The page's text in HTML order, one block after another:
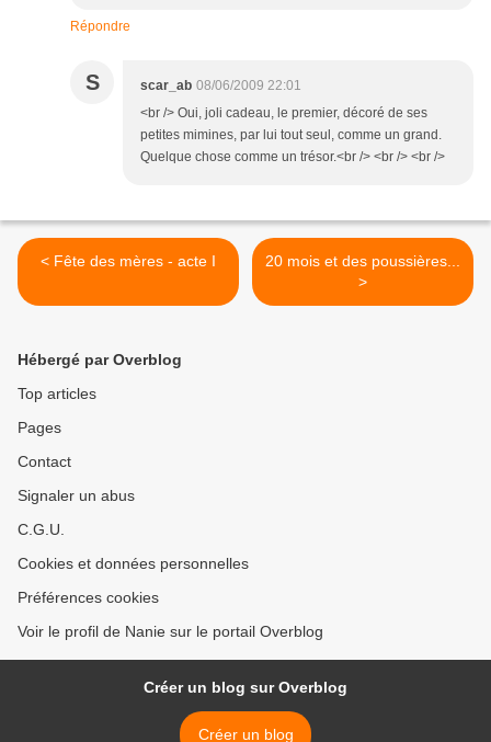
Répondre
S scar_ab 08/06/2009 22:01
<br /> Oui, joli cadeau, le premier, décoré de ses
petites mimines, par lui tout seul, comme un grand.
Quelque chose comme un trésor.<br /> <br /> <br />
< Fête des mères - acte I
20 mois et des poussières...
>
Hébergé par Overblog
Top articles
Pages
Contact
Signaler un abus
C.G.U.
Cookies et données personnelles
Préférences cookies
Voir le profil de Nanie sur le portail Overblog
Créer un blog sur Overblog
Créer un blog